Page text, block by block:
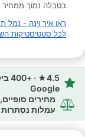
בטבלה נמוך ממחיר
ראו איך וינה - נמל
לכל סטטיסטיקות
4.5★
Google
מחירים
עמלות נסתרות